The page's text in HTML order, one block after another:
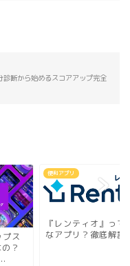
断から始めるスコアアップ完全
プス
？
便利アプリ
『レンティオ』って
なアプリ？徹底解説